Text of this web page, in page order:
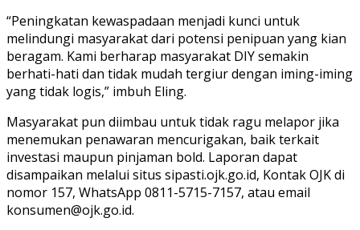
“Peningkatan kewaspadaan menjadi kunci untuk
melindungi masyarakat dari potensi penipuan yang kian
beragam. Kami berharap masyarakat DIY semakin
berhati-hati dan tidak mudah tergiur dengan iming-iming
yang tidak logis,” imbuh Eling.
Masyarakat pun diimbau untuk tidak ragu melapor jika
menemukan penawaran mencurigakan, baik terkait
investasi maupun pinjaman bold. Laporan dapat
disampaikan melalui situs sipasti.ojk.go.id, Kontak OJK di
nomor 157, WhatsApp 0811-5715-7157, atau email
konsumen@ojk.go.id.